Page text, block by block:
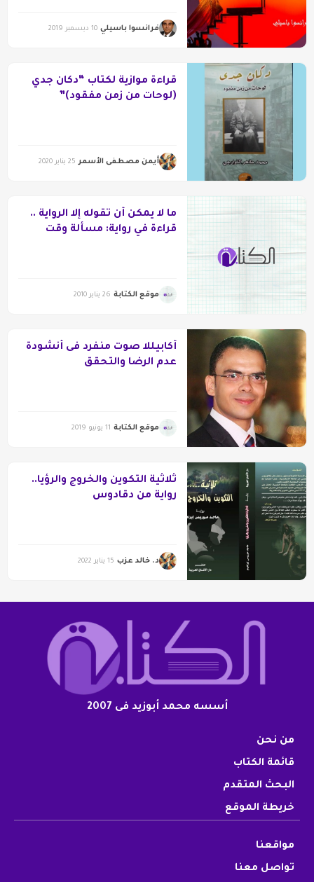
فرانسوا باسيلي 10 ديسمبر 2019
قراءة موازية لكتاب “دكان جدي
(لوحات من زمن مفقود)”
أيمن مصطفى الأسمر 25 يناير 2020
ما لا يمكن أن تقوله إلا الرواية ..
قراءة في رواية: مسألة وقت
موقع الكتابة 26 يناير 2010
أكابيللا صوت منفرد فى أنشودة
عدم الرضا والتحقق
موقع الكتابة 11 يونيو 2019
ثلاثية التكوين والخروج والرؤيا..
رواية من دقادوس
د. خالد عزب 15 يناير 2022
أسسه محمد أبوزيد فى 2007
من نحن
قائمة الكتاب
البحث المتقدم
خريطة الموقع
مواقعنا
تواصل معنا